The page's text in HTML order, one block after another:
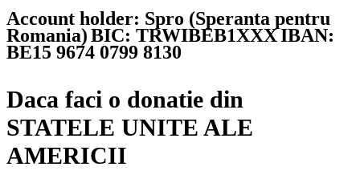
Account holder: Spro (Speranta pentru
Romania)BIC: TRWIBEB1XXXIBAN:
BE15 9674 0799 8130
Daca faci o donatie din
STATELE UNITE ALE
AMERICII